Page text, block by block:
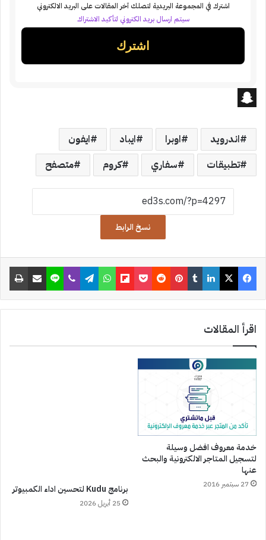
اشترك في المجموعة البريدية لتصلك آخر المقالات على البريد الالكتروني
سيتم ارسال بريد الكتروني لتأكيد الاشتراك
a
p
اندرويد اوبرا ايباد
ايفون
تطبيقات
سفاري كروم متصفح
نسخ الرابط
فيسبوك ‫X لينكدإن ‏Tumblr بينتيريست ‏Reddit
‫Pocket
Flipboard واتساب تيلقرام ڤايبر لاين مشاركة عبر البريد
اقرأ المقالات
خدمة معروف افضل وسيلة
لتسجيل المتاجر الالكترونية والبحث
عنها
27 سبتمبر 2016 برنامج Kudu لتحسين اداء الكمبيوتر
25 أبريل 2026